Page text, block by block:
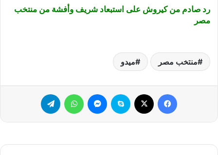
رد صادم من كيروش على استبعاد شريف وأفشة من منتخب
مصر
منتخب مصر ميدو
فيسبوك سكايب ماسنجر واتساب